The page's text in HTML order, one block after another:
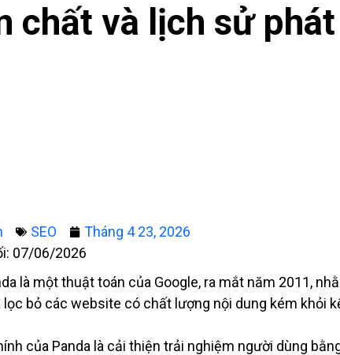
chất và lịch sử
SEO
Tháng 4 23, 2026
07/06/2026
là một thuật toán của Google, ra mắt năm 2011,
lọc bỏ các website có chất lượng nội dung kém khỏi
của Panda là cải thiện trải nghiệm người dùng